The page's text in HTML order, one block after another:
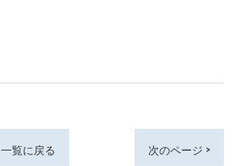
一覧に戻る 次のページ >